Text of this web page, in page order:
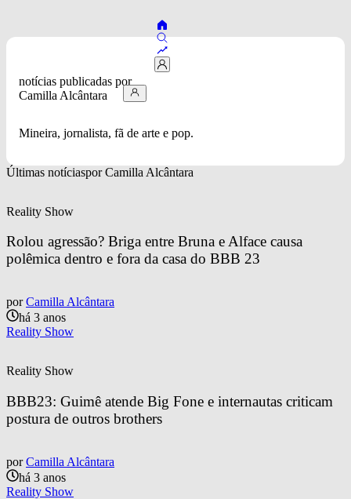
notícias publicadas por
Camilla Alcântara
Mineira, jornalista, fã de arte e pop.
Últimas notíciaspor Camilla Alcântara
Reality Show
Rolou agressão? Briga entre Bruna e Alface causa
polêmica dentro e fora da casa do BBB 23
por Camilla Alcântara
há 3 anos
Reality Show
Reality Show
BBB23: Guimê atende Big Fone e internautas criticam
postura de outros brothers
por Camilla Alcântara
há 3 anos
Reality Show